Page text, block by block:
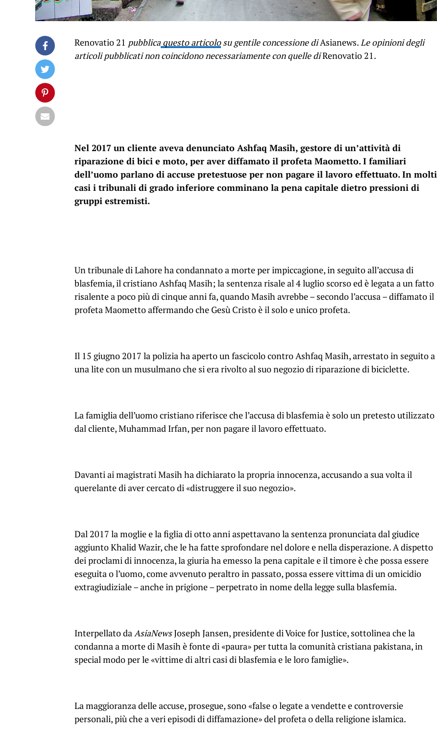
Renovatio 21 pubblica questo articolosu gentile concessione diAsianews. Le opinioni degli
articoli pubblicati non coincidono necessariamente con quelle diRenovatio 21.
Nel 2017 un cliente aveva denunciato Ashfaq Masih, gestore di un’attività di
riparazione di bici e moto, per aver diffamato il profeta Maometto. I familiari
dell’uomo parlano di accuse pretestuose per non pagare il lavoro effettuato. In molti
casi i tribunali di grado inferiore comminano la pena capitale dietro pressioni di
gruppi estremisti.
Un tribunale di Lahore ha condannato a morte per impiccagione, in seguito all’accusa di
blasfemia, il cristiano Ashfaq Masih; la sentenza risale al 4 luglio scorso ed è legata a un fatto
risalente a poco più di cinque anni fa, quando Masih avrebbe – secondo l’accusa – diffamato il
profeta Maometto affermando che Gesù Cristo è il solo e unico profeta.
Il 15 giugno 2017 la polizia ha aperto un fascicolo contro Ashfaq Masih, arrestato in seguito a
una lite con un musulmano che si era rivolto al suo negozio di riparazione di biciclette.
La famiglia dell’uomo cristiano riferisce che l’accusa di blasfemia è solo un pretesto utilizzato
dal cliente, Muhammad Irfan, per non pagare il lavoro effettuato.
Davanti ai magistrati Masih ha dichiarato la propria innocenza, accusando a sua volta il
querelante di aver cercato di «distruggere il suo negozio».
Dal 2017 la moglie e la figlia di otto anni aspettavano la sentenza pronunciata dal giudice
aggiunto Khalid Wazir, che le ha fatte sprofondare nel dolore e nella disperazione. A dispetto
dei proclami di innocenza, la giuria ha emesso la pena capitale e il timore è che possa essere
eseguita o l’uomo, come avvenuto peraltro in passato, possa essere vittima di un omicidio
extragiudiziale – anche in prigione – perpetrato in nome della legge sulla blasfemia.
Interpellato da AsiaNewsJoseph Jansen, presidente di Voice for Justice, sottolinea che la
condanna a morte di Masih è fonte di «paura» per tutta la comunità cristiana pakistana, in
special modo per le «vittime di altri casi di blasfemia e le loro famiglie».
La maggioranza delle accuse, prosegue, sono «false o legate a vendette e controversie
personali, più che a veri episodi di diffamazione» del profeta o della religione islamica.